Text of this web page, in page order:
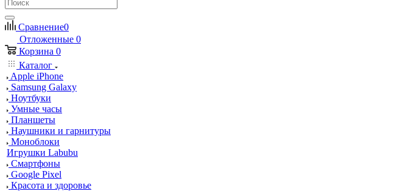
Сравнение0
Отложенные 0
Корзина 0
Каталог
Apple iPhone
Samsung Galaxy
Ноутбуки
Умные часы
Планшеты
Наушники и гарнитуры
Моноблоки
Игрушки Labubu
Смартфоны
Google Pixel
Красота и здоровье